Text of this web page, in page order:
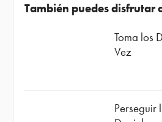
También puedes disfrutar
Toma los
Vez
Perseguir